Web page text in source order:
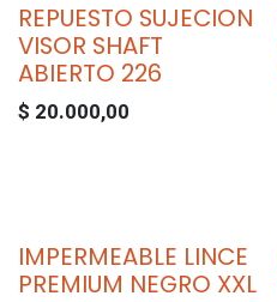
REPUESTO SUJECION
VISOR SHAFT
ABIERTO 226
$ 20.000,00
IMPERMEABLE LINCE
PREMIUM NEGRO XXL